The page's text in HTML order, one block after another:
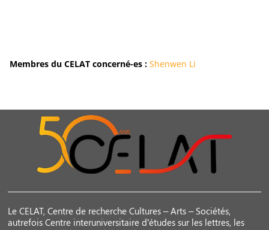
Membres du CELAT concerné-es : Shenwen Li
Le CELAT, Centre de recherche Cultures – Arts – Sociétés,
autrefois Centre interuniversitaire d’études sur les lettres, les